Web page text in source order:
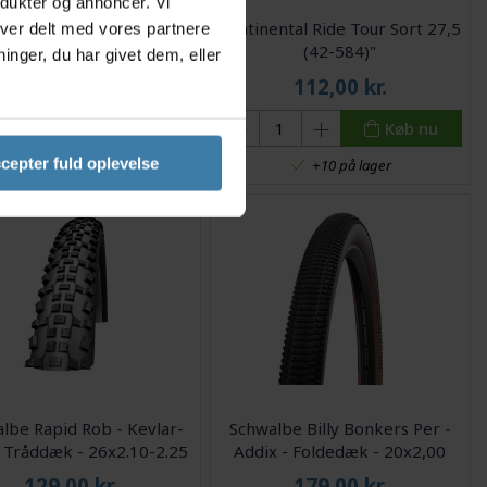
delt med vores partnere
du har givet dem, eller
fuld oplevelse
Advancer Hybrid -
27,5" - Sort
Køb nu
Delvis på lager
Continental Ride Tour Sort 27,5
(42-584)"
112,00 kr.
Køb nu
+10 på lager
Rapid Rob - Kevlar-
Tråddæk - 26x2.10-2.25
Schwalbe Billy Bonkers Per -
Addix - Foldedæk - 20x2,00
(50-406) - Bronze dæksider